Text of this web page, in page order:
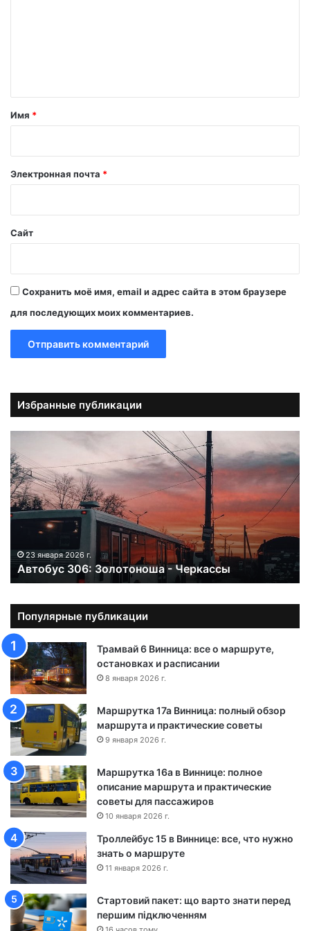
а
й
Имя *
Электронная почта *
Сайт
Сохранить моё имя, email и адрес сайта в этом браузере
для последующих моих комментариев.
Избранные публикации
в
т
о
б
у
:
л
о
т
о
н
о
ш
а
-
Ч
е
р
к
а
с
с
ы
23 января 2026 г.
Автобус 306: Золотоноша - Черкассы
Популярные публикации
Трамвай 6 Винница: все о маршруте,
остановках и расписании
8 января 2026 г.
Маршрутка 17а Винница: полный обзор
маршрута и практические советы
9 января 2026 г.
Маршрутка 16а в Виннице: полное
описание маршрута и практические
советы для пассажиров
10 января 2026 г.
Троллейбус 15 в Виннице: все, что нужно
знать о маршруте
11 января 2026 г.
Стартовий пакет: що варто знати перед
першим підключенням